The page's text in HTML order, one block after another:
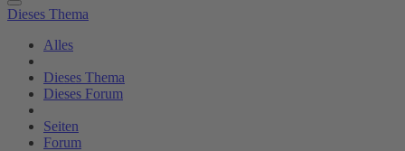
Dieses Thema
Alles
Dieses Thema
Dieses Forum
Seiten
Forum